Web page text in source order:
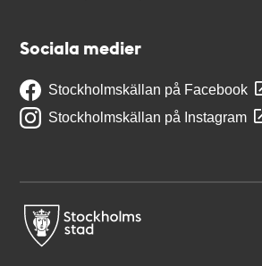
Sociala medier
Stockholmskällan på Facebook
Stockholmskällan på Instagram